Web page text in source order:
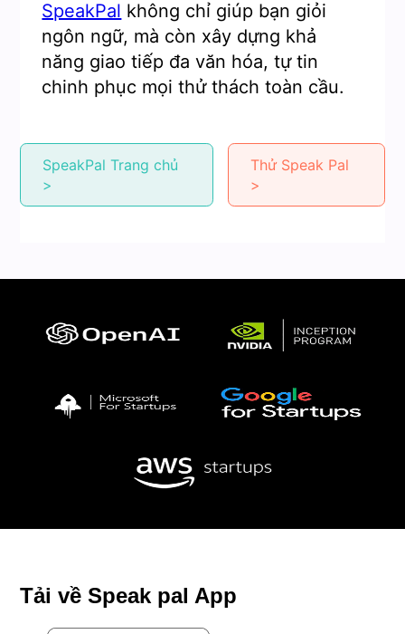
SpeakPal không chỉ giúp bạn giỏi
ngôn ngữ, mà còn xây dựng khả
năng giao tiếp đa văn hóa, tự tin
chinh phục mọi thử thách toàn cầu.
SpeakPal Trang chủ
>
Thử Speak Pal
>
Tải về Speak pal App